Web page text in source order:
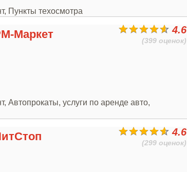
Пункты техосмотра
4.6
(399 оценок)
Маркет
Автопрокаты, услуги по аренде авто,
4.6
(299 оценок)